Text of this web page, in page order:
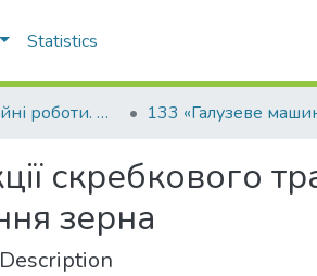
Statistics
Кваліфікаційні роботи. Факультет інженерно-технологічний
скребкового
зерна
Description